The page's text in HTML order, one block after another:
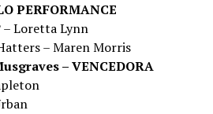
PERFORMANCE
– Loretta Lynn
– Maren Morris
– VENCEDORA